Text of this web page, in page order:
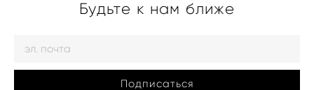
Будьте к нам ближе
Подписаться